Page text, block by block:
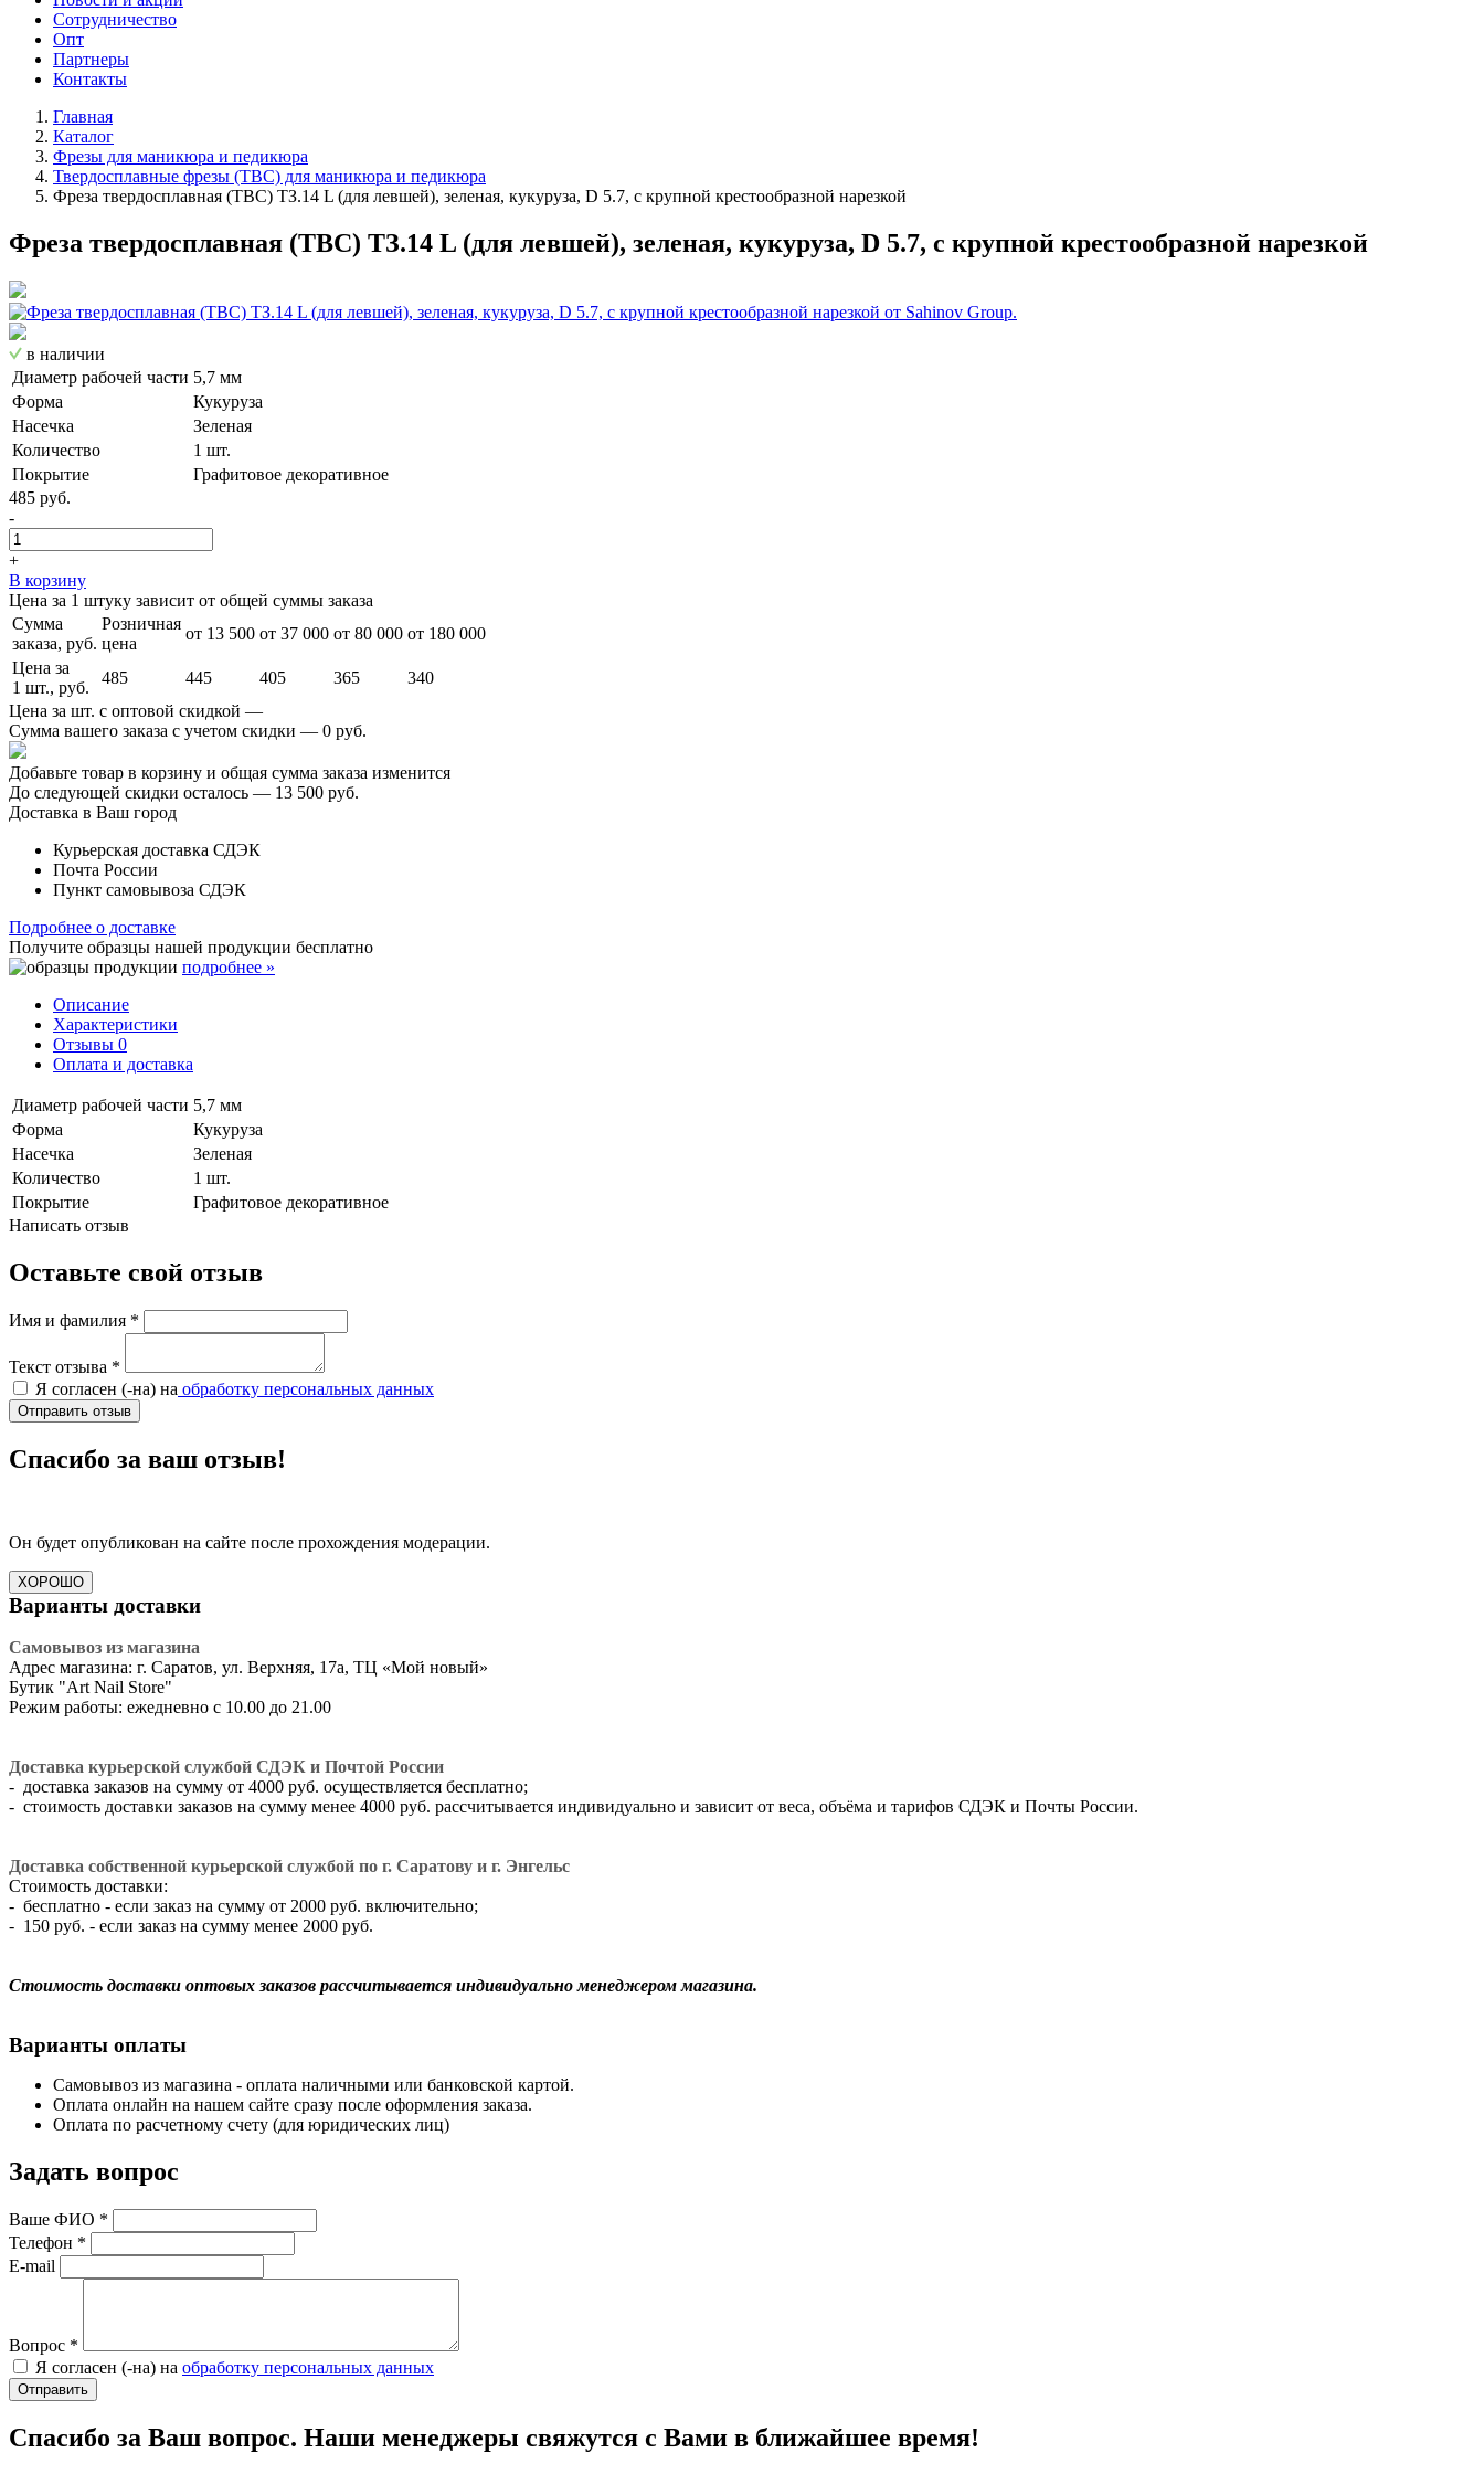
Сотрудничество
Опт
Партнеры
Контакты
Главная
Каталог
Фрезы для маникюра и педикюра
Твердосплавные фрезы (ТВС) для маникюра и педикюра
Фреза твердосплавная (ТВС) ТЗ.14 L (для левшей), зеленая, кукуруза, D 5.7, с крупной крестообразной нарезкой
Фреза твердосплавная (ТВС) ТЗ.14 L (для левшей), зеленая, кукуруза, D 5.7, с крупной крестообразной нарезкой
в наличии
Диаметр рабочей части 5,7 мм
Форма
Кукуруза
Насечка
Зеленая
Количество
1 шт.
Покрытие
Графитовое декоративное
485 руб.
-
+
В корзину
Цена за 1 штуку зависит от общей суммы заказа
Сумма
заказа, руб.
Розничная
цена
от 13 500 от 37 000 от 80 000 от 180 000
Цена за
1 шт., руб.
485 445 405 365
340
Цена за шт. с оптовой скидкой —
Сумма вашего заказа с учетом скидки — 0 руб.
Добавьте товар в корзину и общая сумма заказа изменится
До следующей скидки осталось — 13 500 руб.
Доставка в Ваш город
Курьерская доставка СДЭК
Почта России
Пункт самовывоза СДЭК
Подробнее о доставке
Получите образцы нашей продукции бесплатно
подробнее »
Описание
Характеристики
Отзывы 0
Оплата и доставка
Диаметр рабочей части 5,7 мм
Форма
Кукуруза
Насечка
Зеленая
Количество
1 шт.
Покрытие
Графитовое декоративное
Написать отзыв
Оставьте свой отзыв
Имя и фамилия *
Текст отзыва *
Я согласен (-на) на обработку персональных данных
Отправить отзыв
Спасибо за ваш отзыв!
Он будет опубликован на сайте после прохождения модерации.
ХОРОШО
Варианты доставки
Самовывоз из магазина
Адрес магазина: г. Саратов, ул. Верхняя, 17а, ТЦ «Мой новый»
​Бутик "Art Nail Store"
Режим работы: ежедневно с 10.00 до 21.00
Доставка курьерской службой СДЭК и Почтой России
- доставка заказов на сумму от 4000 руб. осуществляется бесплатно;
- стоимость доставки заказов на сумму менее 4000 руб. рассчитывается индивидуально и зависит от веса, объёма и тарифов СДЭК и Почты России.
Доставка собственной курьерской службой по г. Саратову и г. Энгельс
Стоимость доставки:
- бесплатно - если заказ на сумму от 2000 руб. включительно;
- 150 руб. - если заказ на сумму менее 2000 руб.
Стоимость доставки оптовых заказов рассчитывается индивидуально менеджером магазина.
Варианты оплаты
Самовывоз из магазина - оплата наличными или банковской картой.
Оплата онлайн на нашем сайте сразу после оформления заказа.
Оплата по расчетному счету (для юридических лиц)
Задать вопрос
Ваше ФИО *
Телефон *
E-mail
Вопрос *
Я согласен (-на) на обработку персональных данных
Спасибо за Ваш вопрос. Наши менеджеры свяжутся с Вами в ближайшее время!